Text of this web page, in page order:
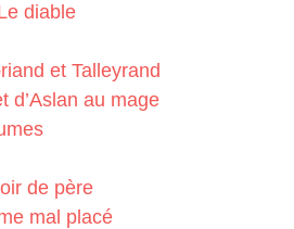
diable
et Talleyrand
d’Aslan au mage
de père
mal placé